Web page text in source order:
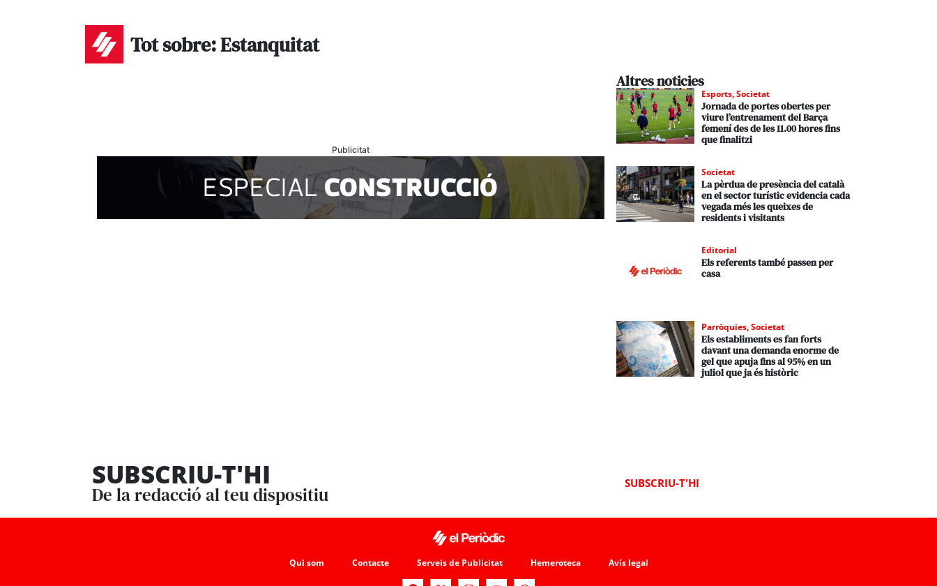
Tot sobre: Estanquitat
Publicitat
Altres noticies
Esports,Societat
Jornada de portes obertes per
viure l’entrenament del Barça
femení des de les 11.00 hores fins
que finalitzi
Societat
La pèrdua de presència del català
en el sector turístic evidencia cada
vegada més les queixes de
residents i visitants
Editorial
Els referents també passen per
casa
Parròquies,Societat
Els establiments es fan forts
davant una demanda enorme de
gel que apuja fins al 95% en un
juliol que ja és històric
SUBSCRIU-T'HI
De la redacció al teu dispositiu
SUBSCRIU-T'HI
Qui som Contacte Serveis de Publicitat Hemeroteca Avís legal